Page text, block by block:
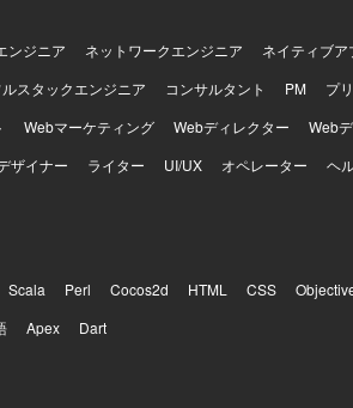
、ミドルウェア：AIM、SystemWaker、
html、jsp、ファイル送受信：HULFTになりま
ンジニア ネットワークエンジニア ネイティブ
ルスタックエンジニア コンサルタント PM プ
Webマーケティング Webディレクター Web
ザイナー ライター UI/UX オペレーター ヘ
Scala Perl Cocos2d HTML CSS
Apex Dart